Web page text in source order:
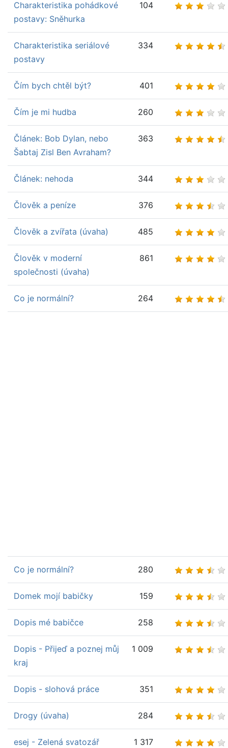
Charakteristika pohádkové
postavy: Sněhurka
104
Charakteristika seriálové
postavy
334
Čím bych chtěl být? 401
Čím je mi hudba 260
Článek: Bob Dylan, nebo
Šabtaj Zisl Ben Avraham?
363
Článek: nehoda 344
Člověk a peníze 376
Člověk a zvířata (úvaha) 485
Člověk v moderní
společnosti (úvaha)
861
Co je normální? 264
Co je normální? 280
Domek mojí babičky 159
Dopis mé babičce 258
Dopis - Přijeď a poznej můj
kraj
1 009
Dopis - slohová práce 351
Drogy (úvaha) 284
esej - Zelená svatozář 1 317